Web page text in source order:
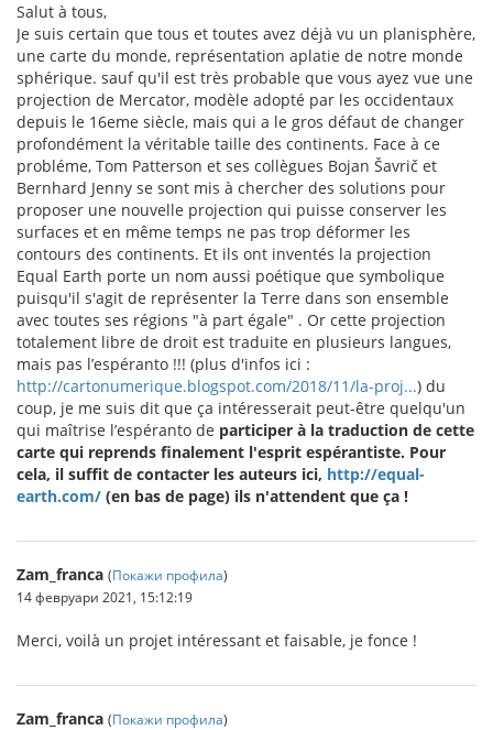
Salut à tous,
Je suis certain que tous et toutes avez déjà vu un planisphère,
une carte du monde, représentation aplatie de notre monde
sphérique. sauf qu'il est très probable que vous ayez vue une
projection de Mercator, modèle adopté par les occidentaux
depuis le 16eme siècle, mais qui a le gros défaut de changer
profondément la véritable taille des continents. Face à ce
probléme, Tom Patterson et ses collègues Bojan Šavrič et
Bernhard Jenny se sont mis à chercher des solutions pour
proposer une nouvelle projection qui puisse conserver les
surfaces et en même temps ne pas trop déformer les
contours des continents. Et ils ont inventés la projection
Equal Earth porte un nom aussi poétique que symbolique
puisqu'il s'agit de représenter la Terre dans son ensemble
avec toutes ses régions "à part égale" . Or cette projection
totalement libre de droit est traduite en plusieurs langues,
mais pas l’espéranto !!! (plus d'infos ici :
http://cartonumerique.blogspot.com/2018/11/la-proj...) du
coup, je me suis dit que ça intéresserait peut-être quelqu'un
qui maîtrise l’espéranto de participer à la traduction de cette
carte qui reprends finalement l'esprit espérantiste. Pour
cela, il suffit de contacter les auteurs ici, http://equal-
earth.com/ (en bas de page) ils n'attendent que ça !
Zam_franca (Покажи профила)
14 февруари 2021, 15:12:19
Merci, voilà un projet intéressant et faisable, je fonce !
Zam_franca (Покажи профила)